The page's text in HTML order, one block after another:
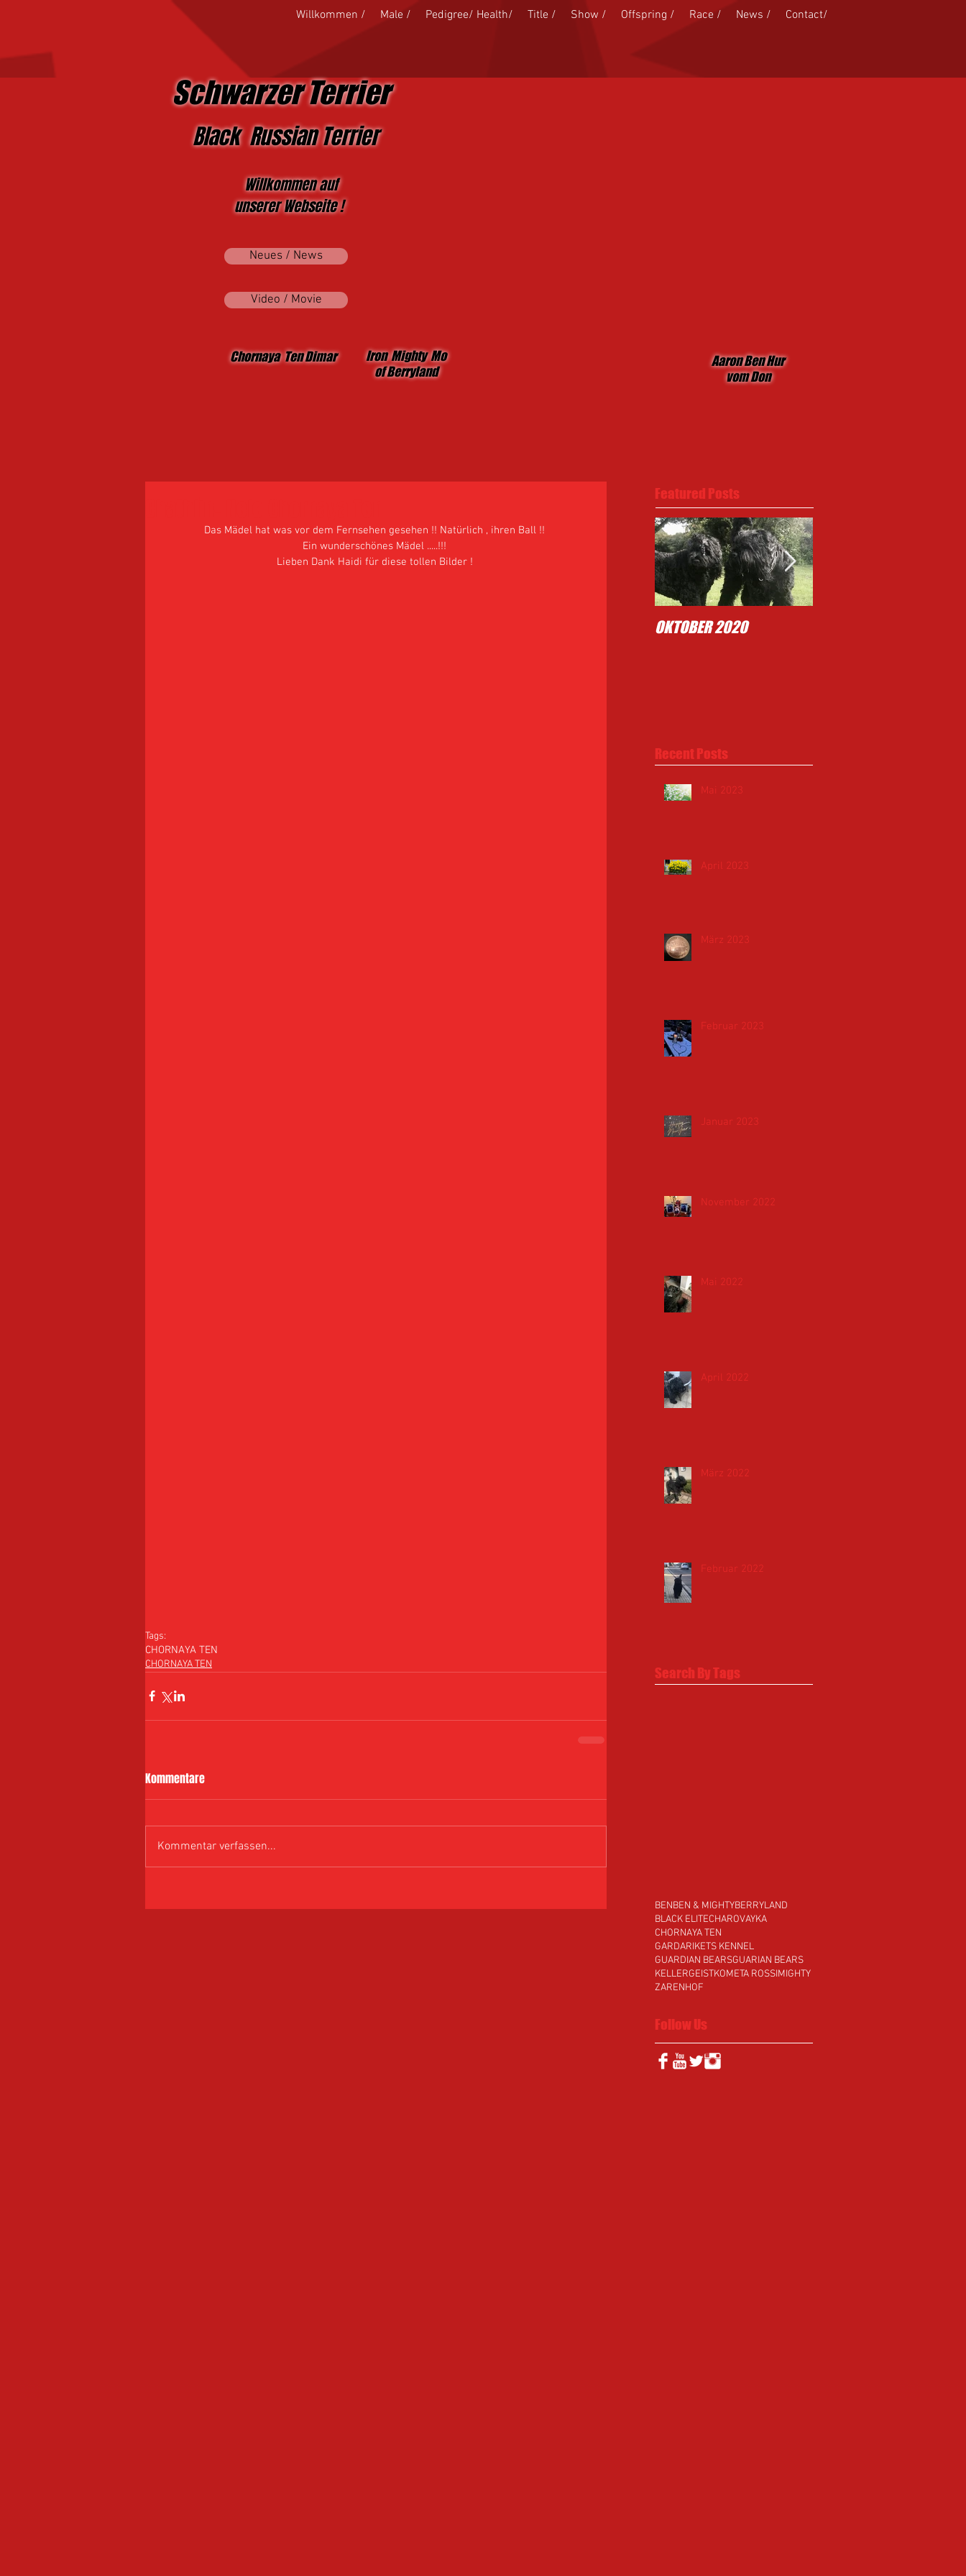
Willkommen / Male / Pedigree/ Health/ Title / Show / Offspring / Race / News / Contact/
Schwarzer Terrier
Black Russian Terrier
Willkommen auf
unserer Webseite !
Neues / News
Video / Movie
Iron Mighty Mo
of Berryland
Aaron Ben Hur
vom Don
Chornaya Ten Dimar
Das Mädel hat was vor dem Fernsehen gesehen !! Natürlich , ihren Ball !!
Ein wunderschönes Mädel .....!!!
Lieben Dank Haidi für diese tollen Bilder !
Tags:
CHORNAYA TEN
CHORNAYA TEN
Kommentare
Kommentar verfassen...
Featured Posts
OKTOBER 2020
Recent Posts
Mai 2023
April 2023
März 2023
Februar 2023
Januar 2023
November 2022
Mai 2022
April 2022
März 2022
Februar 2022
Search By Tags
BENBEN & MIGHTYBERRYLAND
BLACK ELITECHAROVAYKA
CHORNAYA TEN
GARDARIKETS KENNEL
GUARDIAN BEARSGUARIAN BEARS
KELLERGEISTKOMETA ROSSIMIGHTY
ZARENHOF
Follow Us